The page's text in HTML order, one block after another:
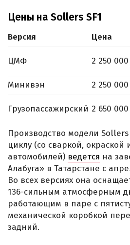
Цены на Sollers SF1
Версия Цена
ЦМФ 2 250
Минивэн
2 250
Грузопассажирский 2 650
Производство модели
циклу (со сваркой, окраской
автомобилей) ведется на
Алабуга» в Татарстане с
Во всех версиях она
136-сильным атмосферным
работающим в паре с
механической коробкой
задний.